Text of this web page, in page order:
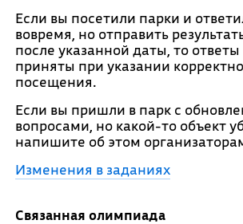
Если вы посетили парки и
вовремя, но отправить
после указанной даты, то ответы
приняты при указании
посещения.
Если вы пришли в парк с
вопросами, но какой-то объект
напишите об этом
Изменения в заданиях
Связанная олимпиада